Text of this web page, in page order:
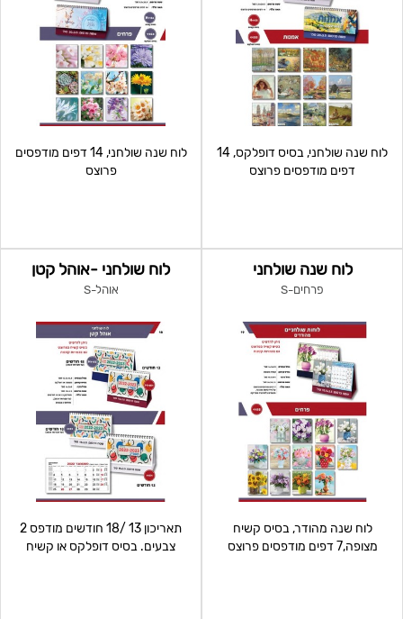
לוח שנה שולחני, בסיס דופלקס, 14
דפים מודפסים פרוצס
לוח שנה שולחני, 14 דפים מודפסים
פרוצס
לוח שנה שולחני
פרחים-S
לוח שנה מהודר, בסיס קשיח
מצופה,7 דפים מודפסים פרוצס
לוח שולחני -אוהל קטן
אוהל-S
תאריכון 13 /18 חודשים מודפס 2
צבעים. בסיס דופלקס או קשיח